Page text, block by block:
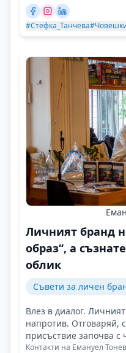
#Стефка_Танчева
Личният бранд
образ“, а
облик
Съвети за личен
Влез в диалог.
напротив. Отговаряй,
присъствие започва с
Контакти на Емануел Тонев